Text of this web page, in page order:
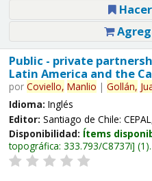
Public - private
Latin America and the
por Coviello, Manlio | Gollán,
Idioma: Inglés
Editor: Santiago de Chile:
Disponibilidad: Ítems
topográfica: 333.793/C8737i (1).